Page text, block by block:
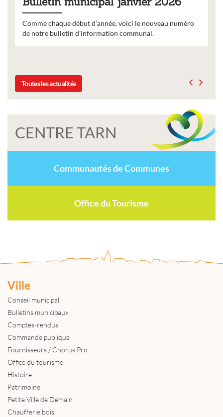
Comme chaque début d’année, voici le nouveau numéro
de notre bulletin d’information communal.
Toutes les actualités
CENTRE TARN
Communautés de Communes
Office du Tourisme
Ville
Conseil municipal
Bulletins municipaux
Comptes-rendus
Commande publique
Fournisseurs / Chorus Pro
Office du tourisme
Histoire
Patrimoine
Petite Ville de Demain
Chaufferie bois